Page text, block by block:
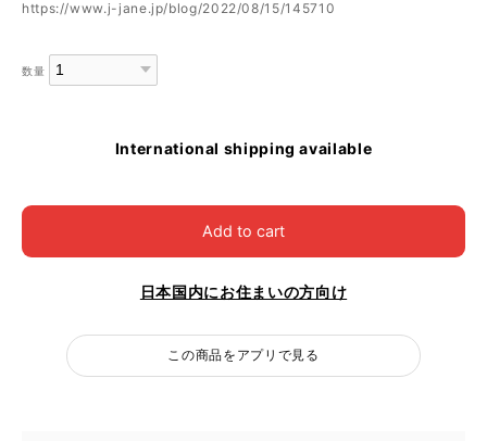
https://www.j-jane.jp/blog/2022/08/15/145710
数量
International shipping available
Add to cart
日本国内にお住まいの方向け
この商品をアプリで見る